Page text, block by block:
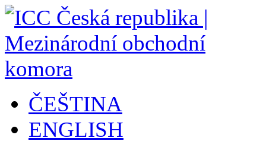
ČEŠTINA
ENGLISH